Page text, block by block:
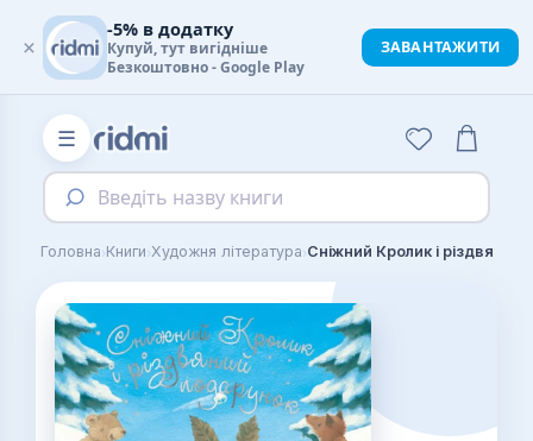
☰
Введіть назву книги
Головна›Книги›Художня література›
×
-5% в додатку
Купуй, тут вигідніше
Безкоштовно - Google Play
ЗАВАНТАЖИТИ